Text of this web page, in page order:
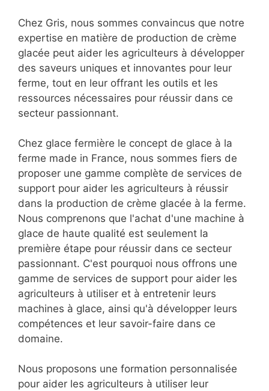
Chez Gris, nous sommes convaincus que notre
expertise en matière de production de crème
glacée peut aider les agriculteurs à développer
des saveurs uniques et innovantes pour leur
ferme, tout en leur offrant les outils et les
ressources nécessaires pour réussir dans ce
secteur passionnant.
Chez glace fermière le concept de glace à la
ferme made in France, nous sommes fiers de
proposer une gamme complète de services de
support pour aider les agriculteurs à réussir
dans la production de crème glacée à la ferme.
Nous comprenons que l'achat d'une machine à
glace de haute qualité est seulement la
première étape pour réussir dans ce secteur
passionnant. C'est pourquoi nous offrons une
gamme de services de support pour aider les
agriculteurs à utiliser et à entretenir leurs
machines à glace, ainsi qu'à développer leurs
compétences et leur savoir-faire dans ce
domaine.
Nous proposons une formation personnalisée
pour aider les agriculteurs à utiliser leur